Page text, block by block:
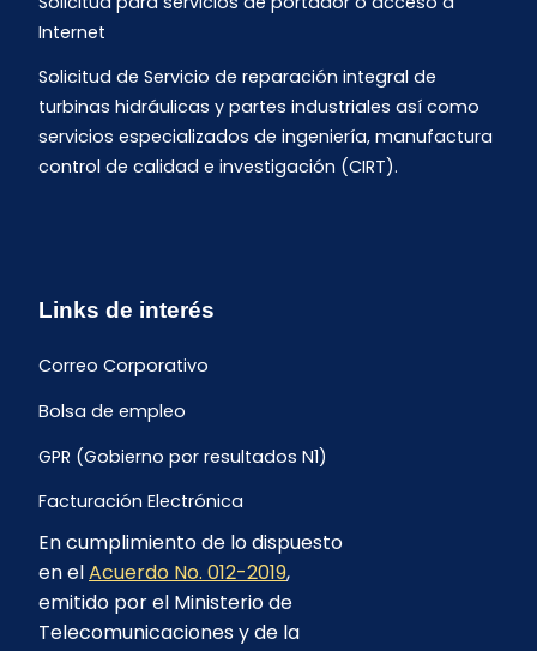
Internet
Solicitud de Servicio de reparación integral de
turbinas hidráulicas y partes industriales así como
servicios especializados de ingeniería, manufactura
control de calidad e investigación (CIRT).
Links de interés
Correo Corporativo
Bolsa de empleo
GPR (Gobierno por resultados N1)
Facturación Electrónica
Archivo Histórico de Facturación
Portal Ambiental y Social
Proyecto Geotérmico Chachimbiro
En cumplimiento de lo dispuesto
en elAcuerdo No. 012-2019,
emitido por el Ministerio de
Telecomunicaciones y de la